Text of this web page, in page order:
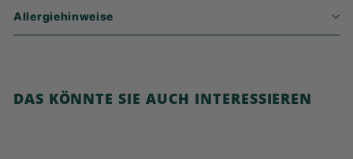
Allergiehinweise
DAS KÖNNTE SIE AUCH INTERESSIEREN